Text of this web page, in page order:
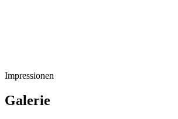
Impressionen
Galerie